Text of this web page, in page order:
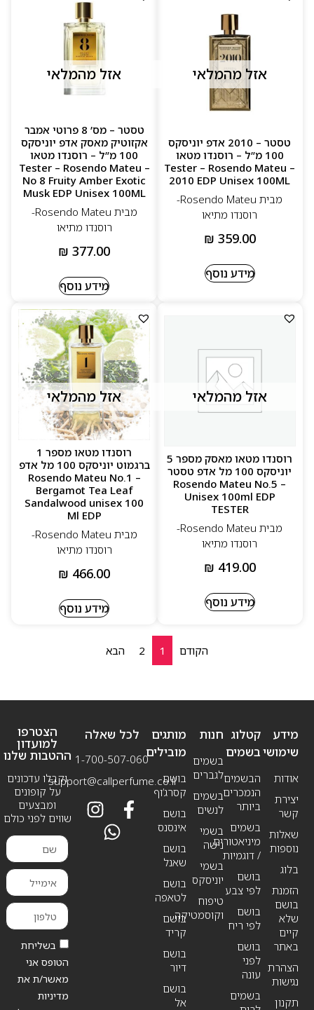
אזל מהמלאי
טסטר – 2010 אדפ יוניסקס
100 מ”ל – רוסנדו מטאו
Tester – Rosendo Mateu –
2010 EDP Unisex 100ML
מבית Rosendo Mateu-
רוסנדו מתיאו
₪ 359.00
מידע נוסף
אזל מהמלאי
טסטר – מס’ 8 פרוטי אמבר
אקזוטיק מאסק אדפ יוניסקס
100 מ”ל – רוסנדו מטאו
Tester – Rosendo Mateu –
No 8 Fruity Amber Exotic
Musk EDP Unisex 100ML
מבית Rosendo Mateu-
רוסנדו מתיאו
₪ 377.00
מידע נוסף
אזל מהמלאי
רוסנדו מטאו מאסק מספר 5
יוניסקס 100 מל אדפ טסטר
– Rosendo Mateu No.5
Unisex 100ml EDP
TESTER
מבית Rosendo Mateu-
רוסנדו מתיאו
₪ 419.00
מידע נוסף
אזל מהמלאי
רוסנדו מטאו מספר 1
ברגמוט יוניסקס 100 מל אדפ
– Rosendo Mateu No.1
Bergamot Tea Leaf
Sandalwood unisex 100
Ml EDP
מבית Rosendo Mateu-
רוסנדו מתיאו
₪ 466.00
מידע נוסף
הקודם 1
2 הבא
מידע
שימושי
אודות
יצירת
קשר
שאלות
נוספות
בלוג
הזמנת
בושם
שלא
קיים
באתר
הצהרת
נגישות
תקנון
חנות
בשמים
לגברים
בשמים
לנשים
בשמי
נישה
בשמי
יוניסקס
טיפוח
וקוסמטיקה
קטלוג
בשמים
הבשמים
הנמכרים
ביותר
בשמים
מיניאטורים
/ דוגמיות
בושם
לפי צבע
בושם
לפי ריח
בושם
לפני
עונה
בשמים
מותגים
מובילים
בושם
קסרג’וף
בושם
אינסנס
בושם
שאנל
בושם
לטאפה
בושם
קריד
בושם
דיור
בושם
אל
לכל שאלה
1-700-507-060
support@callperfume.co.il
הצטרפו
למועדון
ההטבות שלנו
וקבלו עדכונים
על קופונים
ומבצעים
שווים לפני כולם
בשליחת
הטופס אני
מאשר/ת את
מדיניות